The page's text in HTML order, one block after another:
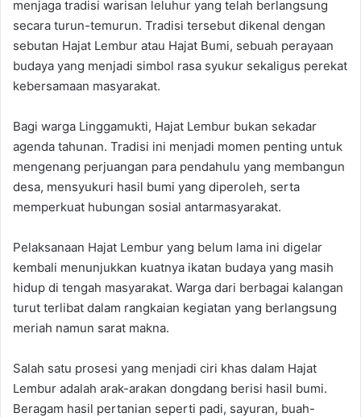
menjaga tradisi warisan leluhur yang telah berlangsung
secara turun-temurun. Tradisi tersebut dikenal dengan
sebutan Hajat Lembur atau Hajat Bumi, sebuah perayaan
budaya yang menjadi simbol rasa syukur sekaligus perekat
kebersamaan masyarakat.
Bagi warga Linggamukti, Hajat Lembur bukan sekadar
agenda tahunan. Tradisi ini menjadi momen penting untuk
mengenang perjuangan para pendahulu yang membangun
desa, mensyukuri hasil bumi yang diperoleh, serta
memperkuat hubungan sosial antarmasyarakat.
Pelaksanaan Hajat Lembur yang belum lama ini digelar
kembali menunjukkan kuatnya ikatan budaya yang masih
hidup di tengah masyarakat. Warga dari berbagai kalangan
turut terlibat dalam rangkaian kegiatan yang berlangsung
meriah namun sarat makna.
Salah satu prosesi yang menjadi ciri khas dalam Hajat
Lembur adalah arak-arakan dongdang berisi hasil bumi.
Beragam hasil pertanian seperti padi, sayuran, buah-